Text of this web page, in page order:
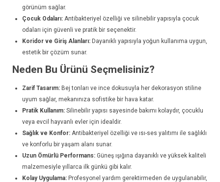
görünüm sağlar.
Çocuk Odaları: Antibakteriyel özelliği ve silinebilir yapısıyla çocuk
odaları için güvenli ve pratik bir seçenektir.
Koridor ve Giriş Alanları: Dayanıklı yapısıyla yoğun kullanıma uygun,
estetik bir çözüm sunar.
Neden Bu Ürünü Seçmelisiniz?
Zarif Tasarım: Bej tonları ve ince dokusuyla her dekorasyon stiline
uyum sağlar, mekanınıza sofistike bir hava katar.
Pratik Kullanım: Silinebilir yapısı sayesinde bakımı kolaydır, çocuklu
veya evcil hayvanlı evler için idealdir.
Sağlık ve Konfor: Antibakteriyel özelliği ve ısı-ses yalıtımı ile sağlıklı
ve konforlu bir yaşam alanı sunar.
Uzun Ömürlü Performans: Güneş ışığına dayanıklı ve yüksek kaliteli
malzemesiyle yıllarca ilk günkü gibi kalır.
Kolay Uygulama: Profesyonel yardım gerektirmeden de uygulanabilir,